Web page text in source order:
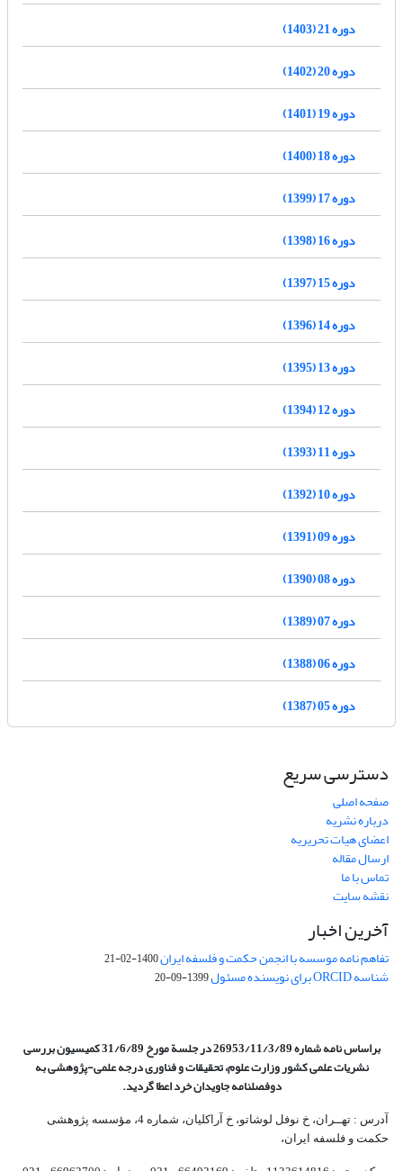
دوره 21 (1403)
دوره 20 (1402)
دوره 19 (1401)
دوره 18 (1400)
دوره 17 (1399)
دوره 16 (1398)
دوره 15 (1397)
دوره 14 (1396)
دوره 13 (1395)
دوره 12 (1394)
دوره 11 (1393)
دوره 10 (1392)
دوره 09 (1391)
دوره 08 (1390)
دوره 07 (1389)
دوره 06 (1388)
دوره 05 (1387)
دسترسی سریع
صفحه اصلی
درباره نشریه
اعضای هیات تحریریه
ارسال مقاله
تماس با ما
نقشه سایت
آخرین اخبار
تفاهم نامه موسسه با انجمن حکمت و فلسفه ایران1400-02-21
شناسه ORCID برای نویسنده مسئول 1399-09-20
براساس نامه شماره 26953/11/3/89 در جلسة مورخ 31/6/89 کمیسیون
بررسی
نشریات علمی کشور وزارت علوم، تحقیقات و فناوری درجه علمی‌-پژوهشیبه
دوفصلنامه جاویدان خرد اعطا گردید.
آدرس : تهــران، خ نوفل لوشاتو، خ آراکلیان، شماره 4،‌ مؤسسه پژوهشی
حکمت و فلسفه ایران،‌